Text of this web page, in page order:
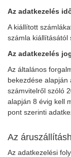
Az adatkezelés
A kiállított
számla kiállításától
Az adatkezelés
Az általános
bekezdése alapján
számvitelről szóló
alapján 8 évig kell
pont szerinti
Az
Az adatkezelési